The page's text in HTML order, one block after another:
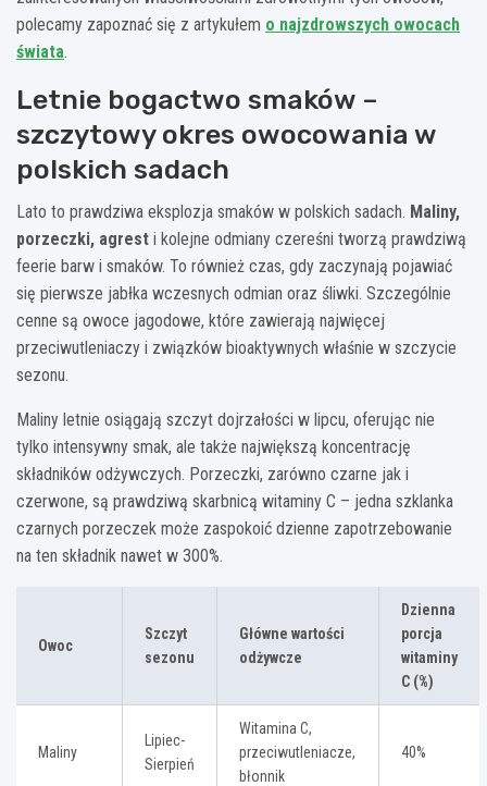
polecamy zapoznać się z artykułem o najzdrowszych owocach
świata.
Letnie bogactwo smaków –
szczytowy okres owocowania w
polskich sadach
Lato to prawdziwa eksplozja smaków w polskich sadach. Maliny,
porzeczki, agrest i kolejne odmiany czereśni tworzą prawdziwą
feerie barw i smaków. To również czas, gdy zaczynają pojawiać
się pierwsze jabłka wczesnych odmian oraz śliwki. Szczególnie
cenne są owoce jagodowe, które zawierają najwięcej
przeciwutleniaczy i związków bioaktywnych właśnie w szczycie
sezonu.
Maliny letnie osiągają szczyt dojrzałości w lipcu, oferując nie
tylko intensywny smak, ale także największą koncentrację
składników odżywczych. Porzeczki, zarówno czarne jak i
czerwone, są prawdziwą skarbnicą witaminy C – jedna szklanka
czarnych porzeczek może zaspokoić dzienne zapotrzebowanie
na ten składnik nawet w 300%.
Owoc
Szczyt
sezonu
Główne wartości
odżywcze
Dzienna
porcja
witaminy
C (%)
Maliny
Lipiec-
Sierpień
Witamina C,
przeciwutleniacze,
błonnik
40%